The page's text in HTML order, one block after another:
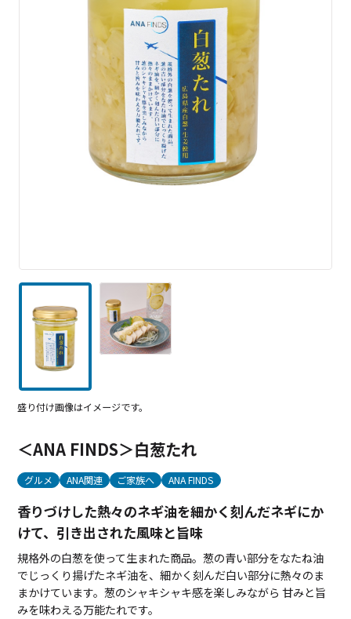
盛り付け画像はイメージです。
＜ANA FINDS＞白葱たれ
グルメ ANA関連 ご家族へ ANA FINDS
香りづけした熱々のネギ油を細かく刻んだネギにか
けて、引き出された風味と旨味
規格外の白葱を使って生まれた商品。葱の青い部分をなたね油
でじっくり揚げたネギ油を、細かく刻んだ白い部分に熱々のま
まかけています。葱のシャキシャキ感を楽しみながら 甘みと旨
みを味わえる万能たれです。